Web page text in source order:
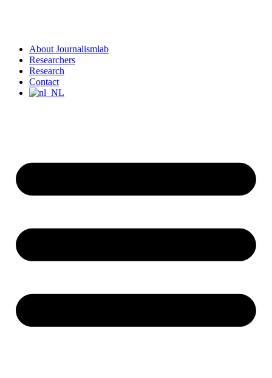
About Journalismlab
Researchers
Research
Contact